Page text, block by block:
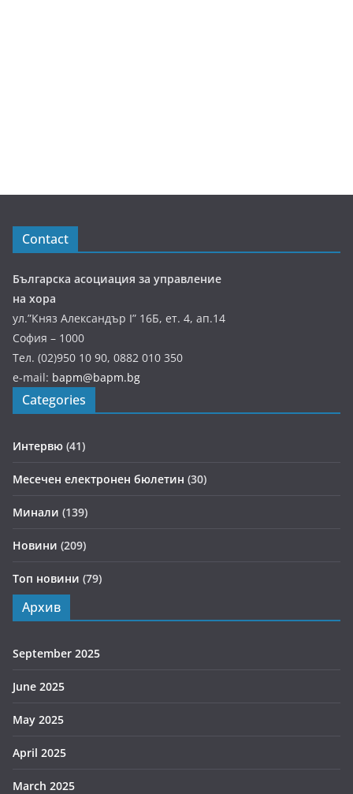
Contact
Българска асоциация за управление
на хора
ул.”Княз Александър І” 16Б, ет. 4, ап.14
София – 1000
Тел. (02)950 10 90, 0882 010 350
e-mail: bapm@bapm.bg
Categories
Интервю (41)
Месечен електронен бюлетин (30)
Минали (139)
Новини (209)
Топ новини (79)
Архив
September 2025
June 2025
May 2025
April 2025
March 2025